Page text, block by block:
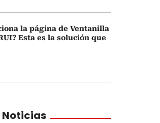
la página de Ventanilla
Esta es la solución que